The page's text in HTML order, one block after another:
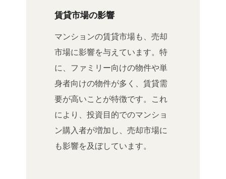
賃貸市場の影響
マンションの賃貸市場も、売却
市場に影響を与えています。特
に、ファミリー向けの物件や単
身者向けの物件が多く、賃貸需
要が高いことが特徴です。これ
により、投資目的でのマンショ
ン購入者が増加し、売却市場に
も影響を及ぼしています。